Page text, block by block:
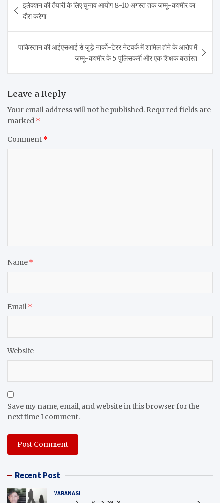
navigation
इलेक्शन की तैयारी के लिए चुनाव आयोग 8-10 अगस्त तक जम्मू-कश्मीर का
दौरा करेगा
पाकिस्तान की आईएसआई से जुड़े नार्को-टेरर नेटवर्क में शामिल होने के आरोप में
जम्मू-कश्मीर के 5 पुलिसकर्मी और एक शिक्षक बर्खास्त
Leave a Reply
Your email address will not be published. Required fields are
marked *
Comment *
Name *
Email *
Website
Save my name, email, and website in this browser for the
next time I comment.
Recent Post
VARANASI